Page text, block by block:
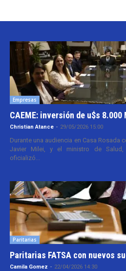
Empresas
CAEME: inversión de u$s 8.000
Christian Atance - 29/05/2026 15:00
Durante una audiencia en Casa Rosada
Javier Milei, y el ministro de Salud,
oficializó...
Paritarias
Paritarias FATSA con nuevos
Camila Gomez - 22/04/2026 14:30